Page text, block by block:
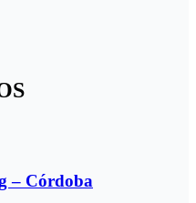
– Córdoba